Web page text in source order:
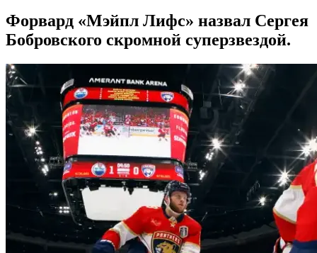
Форвард «Мэйпл Лифс» назвал Сергея
Бобровского скромной суперзвездой.